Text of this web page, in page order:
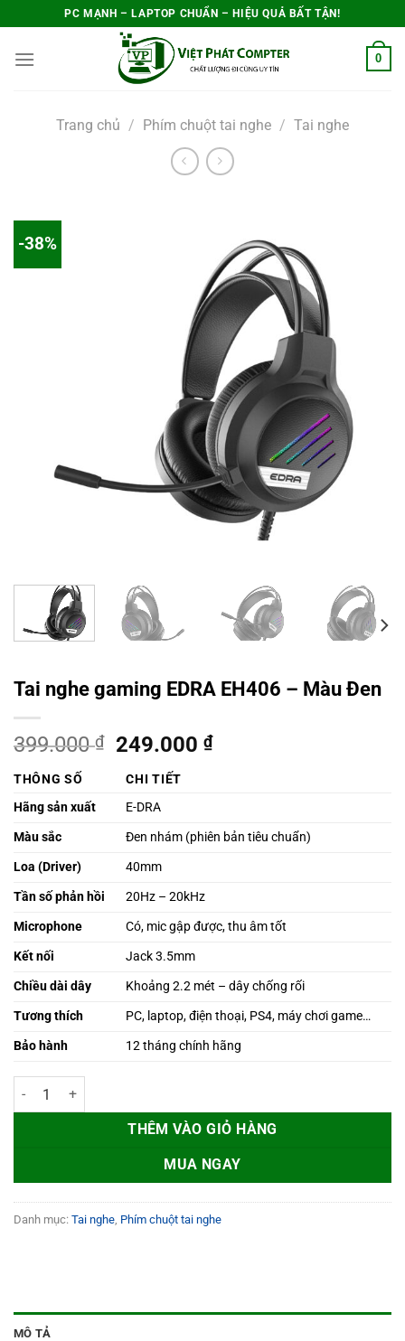
nội
PC MẠNH – LAPTOP CHUẨN – HIỆU QUẢ BẤT TẬN!
0
Trang chủ / Phím chuột tai nghe / Tai nghe
-38%
Tai nghe gaming EDRA EH406 – Màu Đen
399.000₫
Giá
là:
399.000 ₫.
249.000₫Giá
249.000 ₫.
THÔNG SỐ
CHI TIẾT
Hãng sản xuất
E-DRA
Màu sắc
Đen nhám (phiên bản tiêu chuẩn)
Loa (Driver)
40mm
Tần số phản hồi
20Hz – 20kHz
Microphone
Có, mic gập được, thu âm tốt
Kết nối
Jack 3.5mm
Chiều dài dây
Khoảng 2.2 mét – dây chống rối
Tương thích
PC, laptop, điện thoại, PS4, máy chơi game…
Bảo hành
12 tháng chính hãng
Tai nghe gaming EDRA EH406 - Màu Đen số lượng
THÊM VÀO GIỎ HÀNG
MUA NGAY
Danh mục: Tai nghe Phím chuột tai nghe
MÔ TẢ